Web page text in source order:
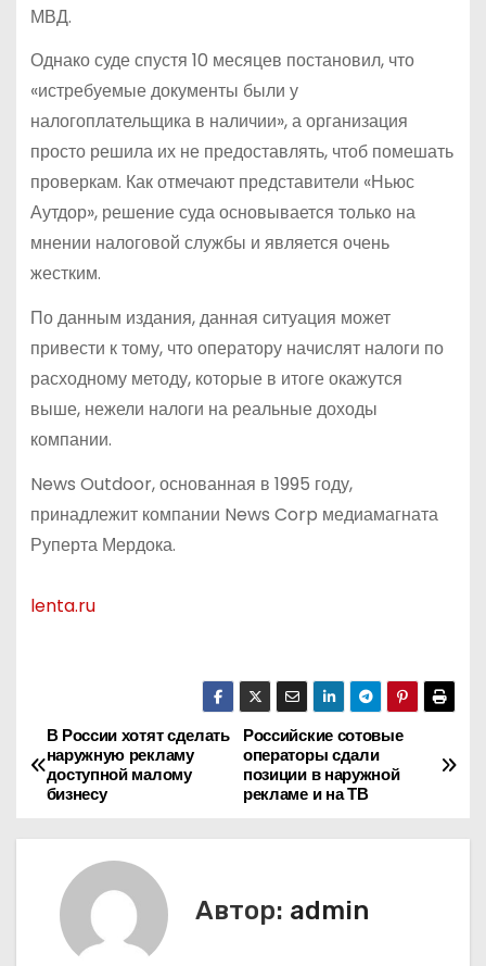
МВД.
Однако суде спустя 10 месяцев постановил, что
«истребуемые документы были у
налогоплательщика в наличии», а организация
просто решила их не предоставлять, чтоб помешать
проверкам. Как отмечают представители «Ньюс
Аутдор», решение суда основывается только на
мнении налоговой службы и является очень
жестким.
По данным издания, данная ситуация может
привести к тому, что оператору начислят налоги по
расходному методу, которые в итоге окажутся
выше, нежели налоги на реальные доходы
компании.
News Outdoor, основанная в 1995 году,
принадлежит компании News Corp медиамагната
Руперта Мердока.
lenta.ru
Н
а
в
Российские сотовые
операторы сдали
позиции в наружной
рекламе и на ТВ
В России хотят сделать
наружную рекламу
доступной малому
бизнесу
Автор: admin